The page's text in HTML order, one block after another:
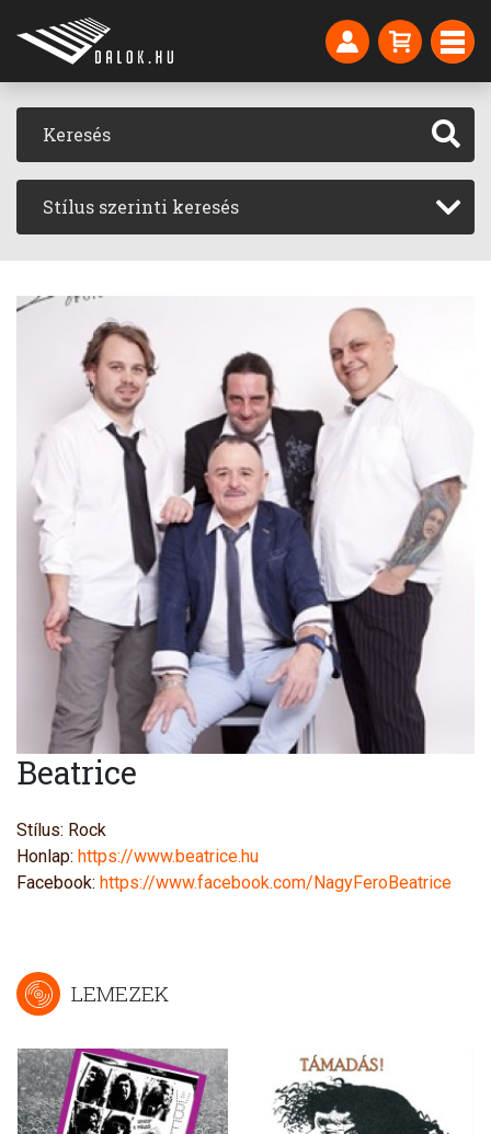
Stílus szerinti keresés
Beatrice
Stílus: Rock
Honlap: https://www.beatrice.hu
Facebook: https://www.facebook.com/NagyFeroBeatrice
LEMEZEK